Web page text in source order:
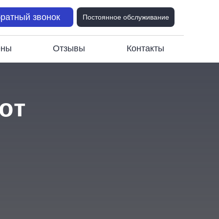
Контакты
Отзывы
звонок Постоянное обслуживание